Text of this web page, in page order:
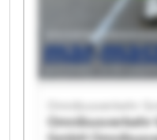
Omnibusverkehr
Grebe GmbH
Omnibusverkehr
Omnibusverkehr